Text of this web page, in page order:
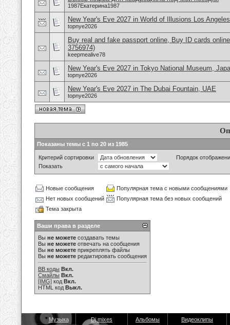
1987Екатерина1987
New Year's Eve 2027 in World of Illusions Los
topnye2026
Buy real and fake passport online, Buy ID cards
3756974)
keepmealive78
New Year's Eve 2027 in Tokyo National Museum,
topnye2026
New Year's Eve 2027 in The Dubai Fountain, UAE
topnye2026
Показаны темы с 1 по 20 из 1985
Критерий сортировки
Порядок
Показать
Новые сообщения
Популярная тема с новыми сообщениями
Нет новых сообщений
Популярная тема без новых сообщений
Тема закрыта
Ваши права в разделе
Вы не можете создавать темы
Вы не можете отвечать на сообщения
Вы не можете прикреплять файлы
Вы не можете редактировать сообщения
BB коды Вкл.
Смайлы Вкл.
[IMG] код Вкл.
HTML код Выкл.
Музыка Dj mixes Альбомы Видеоклипы